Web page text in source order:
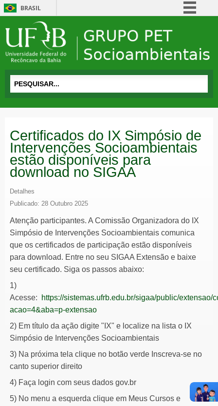
BRASIL
Comunica BR
Participe
Certificados do IX Simpósio de
Intervenções Socioambientais
estão disponíveis para
download no SIGAA
Detalhes
Publicado: 28 Outubro 2025
Atenção participantes. A Comissão Organizadora do IX
Simpósio de Intervenções Socioambientais comunica
que os certificados de participação estão disponíveis
para download. Entre no seu SIGAA Extensão e baixe
seu certificado. Siga os passos abaixo:
1)
Acesse:
https://sistemas.ufrb.edu.br/sigaa/public/extensao/
acao=4&aba=p-extensao
2) Em título da ação digite "IX" e localize na lista o IX
Simpósio de Intervenções Socioambientais
3) Na próxima tela clique no botão verde Inscreva-se no
canto superior direito
4) Faça login com seus dados gov.br
5) No menu a esquerda clique em Meus Cursos e